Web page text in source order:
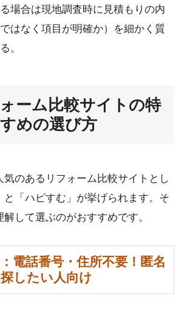
場合は現地調査時に見積もりの内
はなく項目が明確か）を細かく質
。
ーム比較サイトの特
めの選び方
気のあるリフォーム比較サイトとし
と「ハピすむ」が挙げられます。そ
して選ぶのがおすすめです。
電話番号・住所不要！匿名
したい人向け